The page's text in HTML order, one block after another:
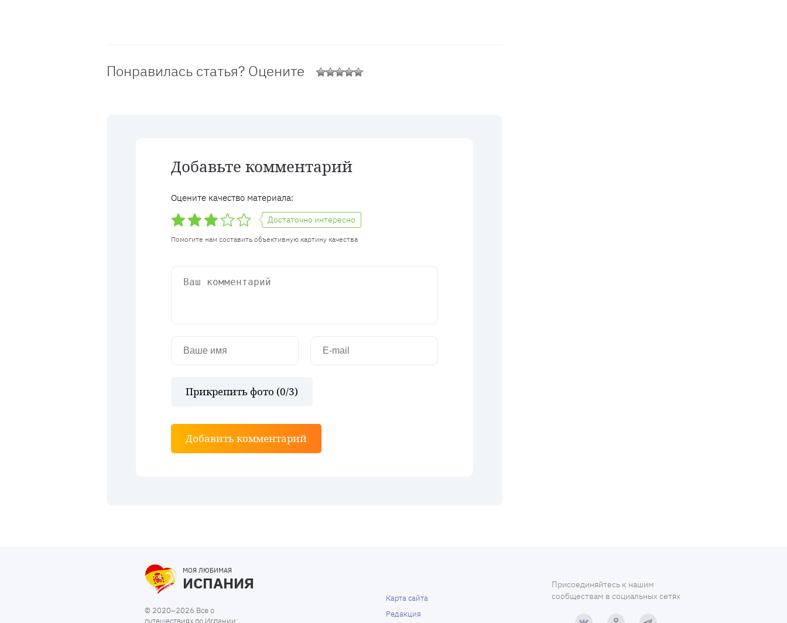
Понравилась статья? Оцените
Добавьте комментарий
Оцените качество материала:
Достаточно интересно
Помогите нам составить объективную картину качества
Прикрепить фото (0/3)
Добавить комментарий
МОЯ ЛЮБИМАЯ
ИСПАНИЯ
© 2020–2026 Все о
Карта сайта
Редакция
Присоединяйтесь к нашим
сообществам в социальных сетях